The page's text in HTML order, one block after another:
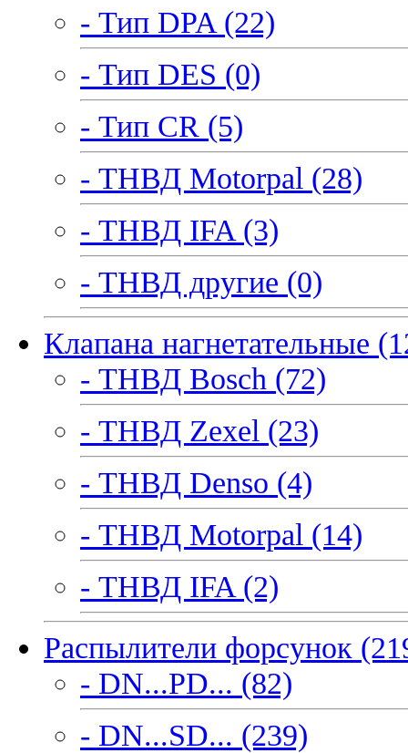
- Тип DPA (22)
- Тип DES (0)
- Тип CR (5)
- ТНВД Motorpal (28)
- ТНВД IFA (3)
- ТНВД другие (0)
Клапана нагнетательные
- ТНВД Bosch (72)
- ТНВД Zexel (23)
- ТНВД Denso (4)
- ТНВД Motorpal (14)
- ТНВД IFA (2)
Распылители форсунок
- DN...PD... (82)
- DN...SD... (239)